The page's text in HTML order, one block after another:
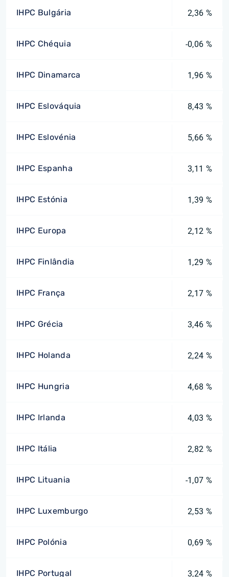
IHPC Bulgária 2,36 %
IHPC Chéquia -0,06 %
IHPC Dinamarca 1,96 %
IHPC Eslováquia 8,43 %
IHPC Eslovénia 5,66 %
IHPC Espanha 3,11 %
IHPC Estónia 1,39 %
IHPC Europa 2,12 %
IHPC Finlândia 1,29 %
IHPC França 2,17 %
IHPC Grécia 3,46 %
IHPC Holanda 2,24 %
IHPC Hungria 4,68 %
IHPC Irlanda 4,03 %
IHPC Itália 2,82 %
IHPC Lituania -1,07 %
IHPC Luxemburgo 2,53 %
IHPC Polónia 0,69 %
IHPC Portugal 3,24 %